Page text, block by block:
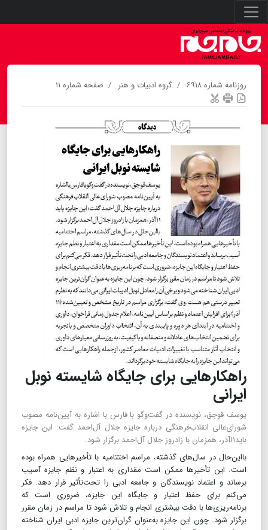
روزنامه شماره ۶۹۱۸ گروه ادبیات و هنر صفحه شماره ۱۱
راهکارهایی برای جایگاه شایسته نوبل
ایرانی
یوسف قوجق، نویسنده در گفت‌و‌گو با فارس با اشاره به آیین‌نامه مصوب
شورای‌عالی انقلاب‌فرهنگی درباره جایزه جلال آل‌احمد گفت: این جایزه
باید۱۱آذر، همزمان با زادروز جلال آل‌احمد برگزار شود.
بااین‌حال در سال‌های گذشته، مراسم اختتامیه با تأخیرهایی همراه بوده
است. این تأخیرها ممکن است مقداری به اعتبار و نظم جایزه آسیب
برساند و اعتماد نویسندگان و جامعه ادبی را تحت‌تأثیر قرار دهد. فکر
می‌کنم برای حفظ اعتبار و جایگاه این جایزه، ضروری است که
برنامه‌ریزی‌ها با دقت بیشتری انجام و تلاش شود تا مراسم در زمان مقرر
برگزار شود. چون این جایزه به‌عنوان گران‌ترین جایزه ادبی ایران شناخته